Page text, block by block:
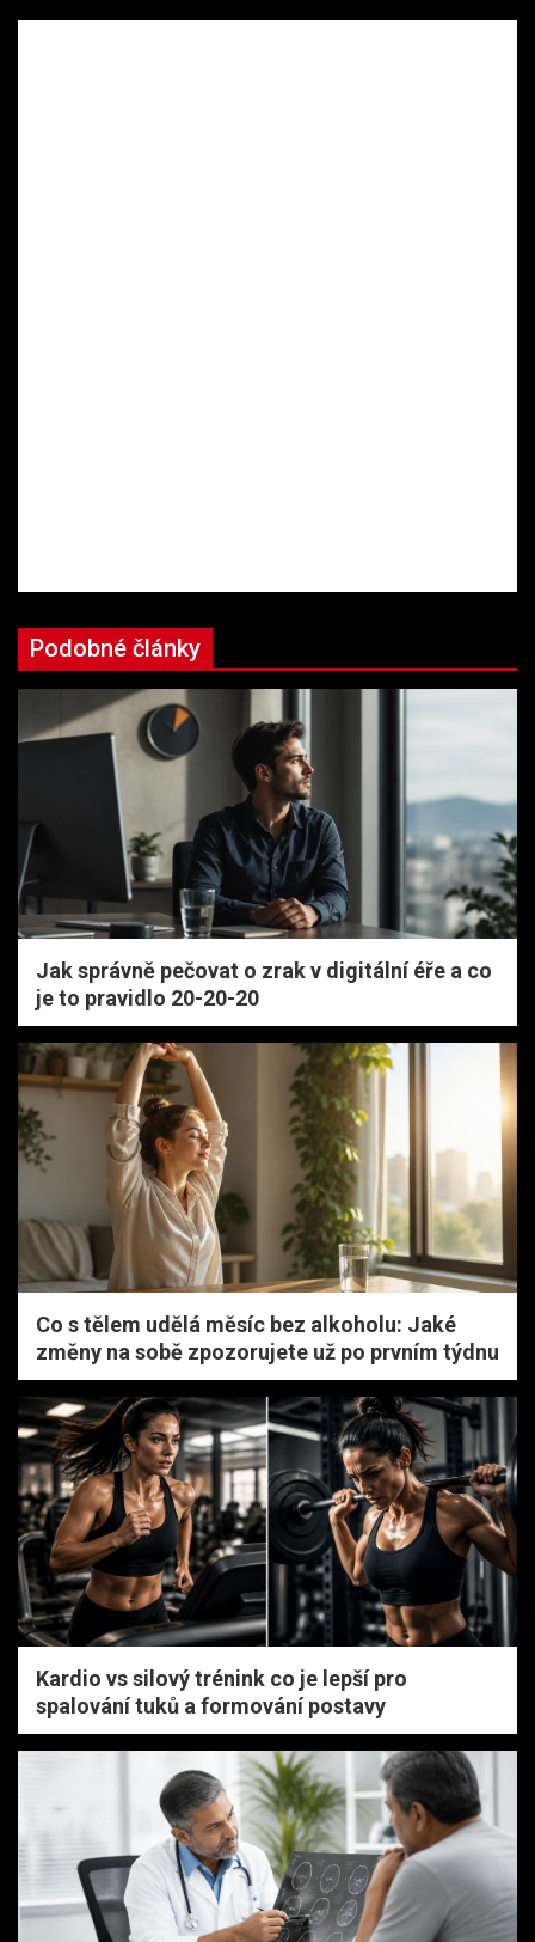
Podobné články
Jak správně pečovat o zrak v digitální éře a co
je to pravidlo 20-20-20
Co s tělem udělá měsíc bez alkoholu: Jaké
změny na sobě zpozorujete už po prvním týdnu
Kardio vs silový trénink co je lepší pro
spalování tuků a formování postavy